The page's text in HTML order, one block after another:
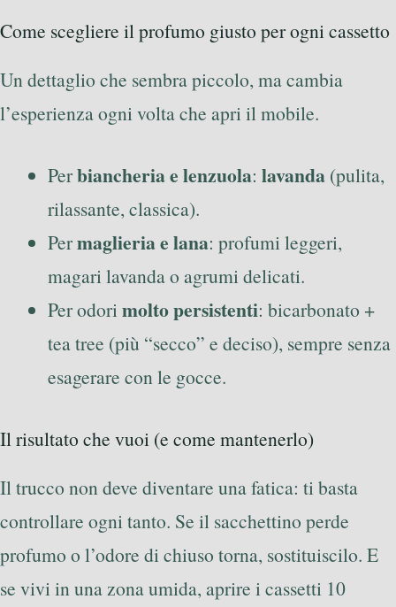
Come scegliere il profumo giusto per ogni cassetto
Un dettaglio che sembra piccolo, ma cambia
l’esperienza ogni volta che apri il mobile.
Perbiancheria e lenzuola: lavanda (pulita,
rilassante, classica).
Permaglieria e lana: profumi leggeri,
magari lavanda o agrumi delicati.
Per odorimolto persistenti: bicarbonato +
tea tree (più “secco” e deciso), sempre senza
esagerare con le gocce.
Il risultato che vuoi (e come mantenerlo)
Il trucco non deve diventare una fatica: ti basta
controllare ogni tanto. Se il sacchettino perde
profumo o l’odore di chiuso torna, sostituiscilo. E
se vivi in una zona umida, aprire i cassetti 10